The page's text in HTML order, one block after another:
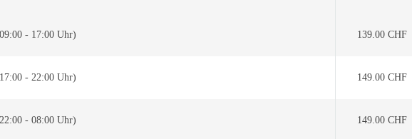
- 17:00 Uhr) 139.00 CHF
- 22:00 Uhr) 149.00 CHF
- 08:00 Uhr) 149.00 CHF